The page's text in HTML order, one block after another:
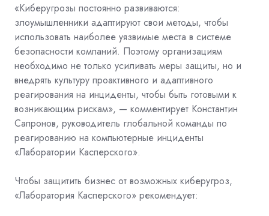
«Киберугрозы постоянно развиваются:
злоумышленники адаптируют свои методы, чтобы
использовать наиболее уязвимые места в системе
безопасности компаний. Поэтому организациям
необходимо не только усиливать меры защиты, но и
внедрять культуру проактивного и адаптивного
реагирования на инциденты, чтобы быть готовыми к
возникающим рискам», — комментирует Константин
Сапронов, руководитель глобальной команды по
реагированию на компьютерные инциденты
«Лаборатории Касперского».
Чтобы защитить бизнес от возможных киберугроз,
«Лаборатория Касперского» рекомендует: